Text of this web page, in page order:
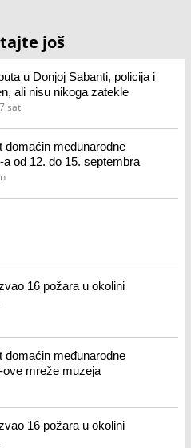
još
u Donjoj Sabanti, policija i
ali nisu nikoga zatekle
sati
domaćin međunarodne
od 12. do 15. septembra
16 požara u okolini
domaćin međunarodne
mreže muzeja
16 požara u okolini